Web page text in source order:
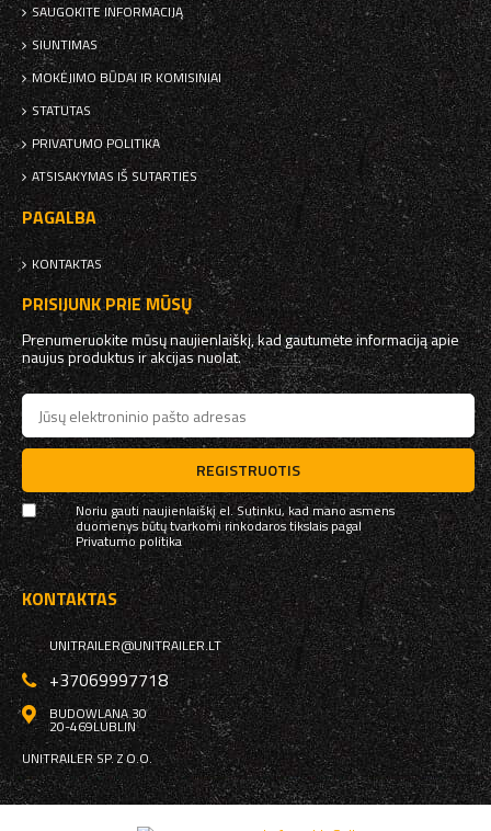
SAUGOKITE INFORMACIJĄ
SIUNTIMAS
MOKĖJIMO BŪDAI IR KOMISINIAI
STATUTAS
PRIVATUMO POLITIKA
ATSISAKYMAS IŠ SUTARTIES
PAGALBA
KONTAKTAS
PRISIJUNK PRIE MŪSŲ
Prenumeruokite mūsų naujienlaiškį, kad gautumėte informaciją apie
naujus produktus ir akcijas nuolat.
REGISTRUOTIS
Noriu gauti naujienlaiškį el. Sutinku, kad mano asmens
duomenys būtų tvarkomi rinkodaros tikslais pagal
Privatumo politika
KONTAKTAS
UNITRAILER@UNITRAILER.LT
+37069997718
BUDOWLANA 30
20-469LUBLIN
UNITRAILER SP. Z O.O.